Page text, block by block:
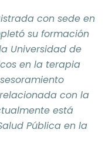
con sede en
su formación
Universidad de
en la terapia
con la
está
Pública en la